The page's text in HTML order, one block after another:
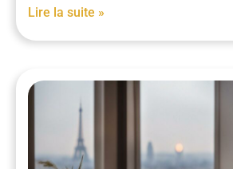
Lire la suite »